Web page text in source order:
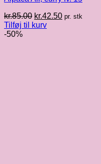
kr.85.00 Den
oprindelige
kr.42.50Den
pr. stk
Tilføj til kurv
-50%